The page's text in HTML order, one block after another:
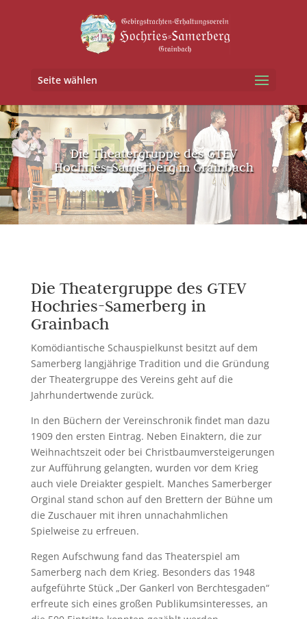
Seite wählen
Die Theatergruppe des GTEV
Hochries-Samerberg in Grainbach
Die Theatergruppe des GTEV
Hochries-Samerberg in
Grainbach
Komödiantische Schauspielkunst besitzt auf dem
Samerberg langjährige Tradition und die Gründung
der Theatergruppe des Vereins geht auf die
Jahrhundertwende zurück.
In den Büchern der Vereinschronik findet man dazu
1909 den ersten Eintrag. Neben Einaktern, die zur
Weihnachtszeit oder bei Christbaumversteigerungen
zur Aufführung gelangten, wurden vor dem Krieg
auch viele Dreiakter gespielt. Manches Samerberger
Orginal stand schon auf den Brettern der Bühne um
die Zuschauer mit ihren unnachahmlichen
Spielweise zu erfreuen.
Regen Aufschwung fand das Theaterspiel am
Samerberg nach dem Krieg. Besonders das 1948
aufgeführte Stück „Der Gankerl von Berchtesgaden“
erfreute sich eines großen Publikumsinteresses, an